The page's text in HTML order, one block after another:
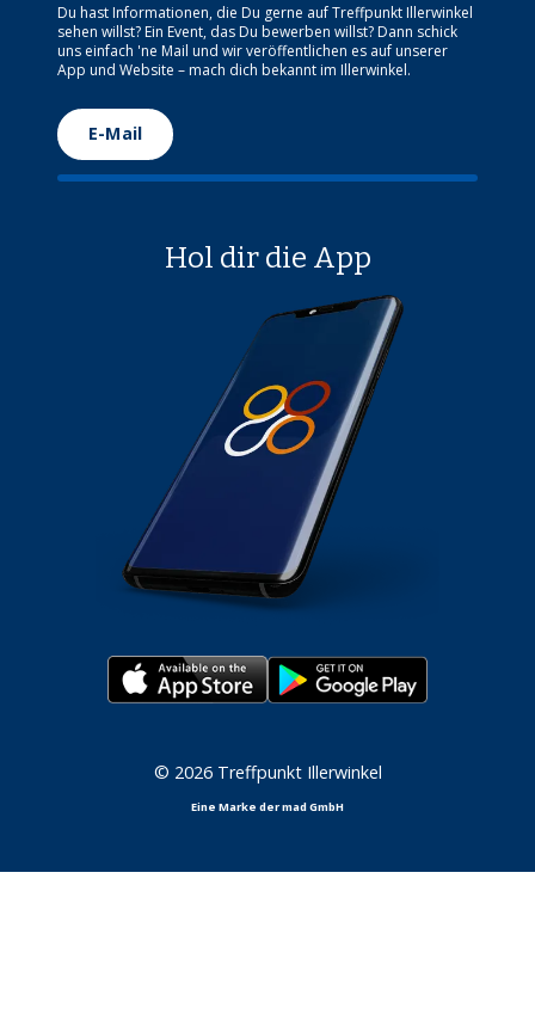
Hol dir die App
© 2026 Treffpunkt Illerwinkel
Eine Marke der mad GmbH
Du hast Informationen, die Du gerne auf Treffpunkt Illerwinkel
sehen willst? Ein Event, das Du bewerben willst? Dann schick
uns einfach 'ne Mail und wir veröffentlichen es auf unserer
App und Website – mach dich bekannt im Illerwinkel.
E-Mail